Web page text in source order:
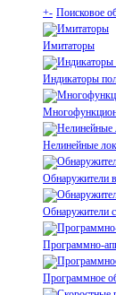
+- Поисковое
Имитаторы
Индикаторы
Нелинейные
Обнаружители
Обнаружители
Программно-
Программное